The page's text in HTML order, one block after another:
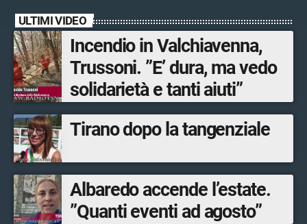
ULTIMI VIDEO
Incendio in Valchiavenna,
Trussoni. ”E’ dura, ma vedo
solidarietà e tanti aiuti”
Tirano dopo la tangenziale
Albaredo accende l’estate.
”Quanti eventi ad agosto”